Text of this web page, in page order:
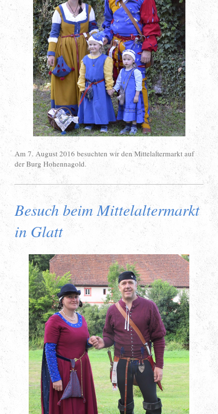
Am 7. August 2016 besuchten wir den Mittelaltermarkt auf
der Burg Hohennagold.
Besuch beim Mittelaltermarkt
in Glatt